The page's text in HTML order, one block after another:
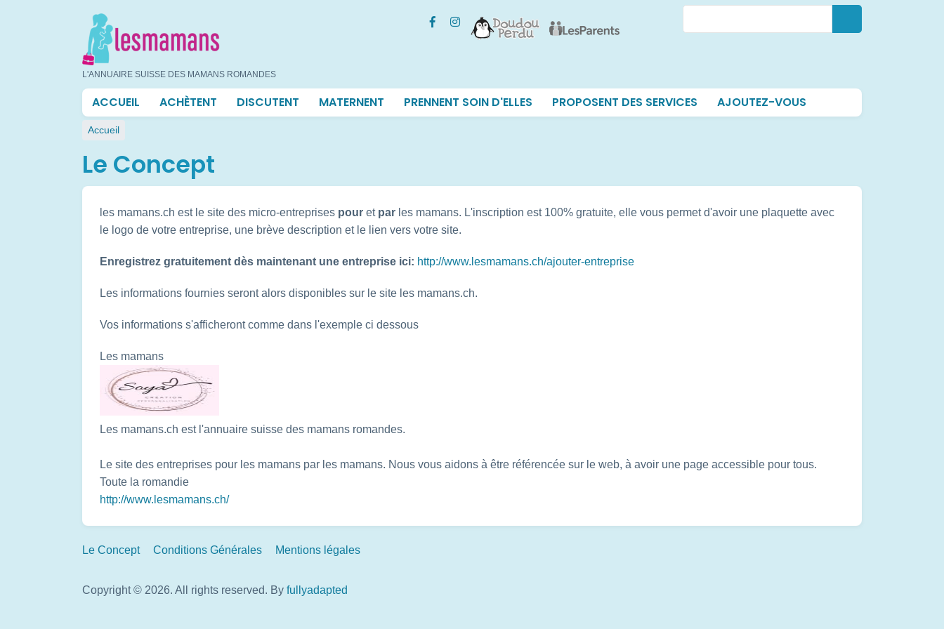
L'ANNUAIRE SUISSE DES MAMANS ROMANDES
Navigation
principale
ACCUEIL ACHÈTENT DISCUTENT MATERNENT PRENNENT SOIN D'ELLES PROPOSENT DES SERVICES AJOUTEZ-VOUS
Fil
d'Ariane
Accueil
Le Concept
les mamans.ch est le site des micro-entreprises pour et par les mamans. L'inscription est 100% gratuite, elle vous permet d'avoir une plaquette avec
le logo de votre entreprise, une brève description et le lien vers votre site.
Enregistrez gratuitement dès maintenant une entreprise ici: http://www.lesmamans.ch/ajouter-entreprise
Les informations fournies seront alors disponibles sur le site les mamans.ch.
Vos informations s'afficheront comme dans l'exemple ci dessous
Les mamans
Les mamans.ch est l'annuaire suisse des mamans romandes.
Le site des entreprises pour les mamans par les mamans. Nous vous aidons à être référencée sur le web, à avoir une page accessible pour tous.
Toute la romandie
http://www.lesmamans.ch/
Footer
Le Concept Conditions Générales Mentions légales
Copyright © 2026. All rights reserved. By fullyadapted